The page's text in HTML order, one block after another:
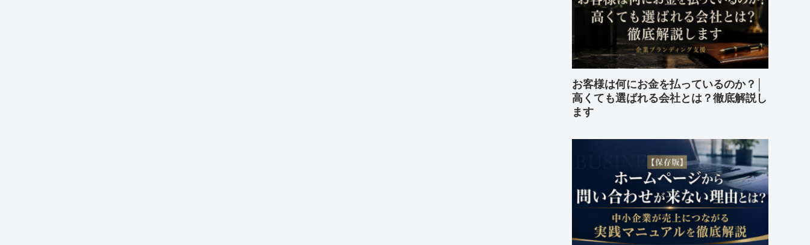
お客様は何にお金を払っているのか？│
高くても選ばれる会社とは？徹底解説し
ます